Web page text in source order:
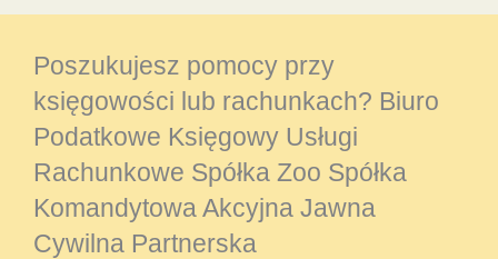
Poszukujesz pomocy przy
księgowości lub rachunkach? Biuro
Podatkowe Księgowy Usługi
Rachunkowe Spółka Zoo Spółka
Komandytowa Akcyjna Jawna
Cywilna Partnerska